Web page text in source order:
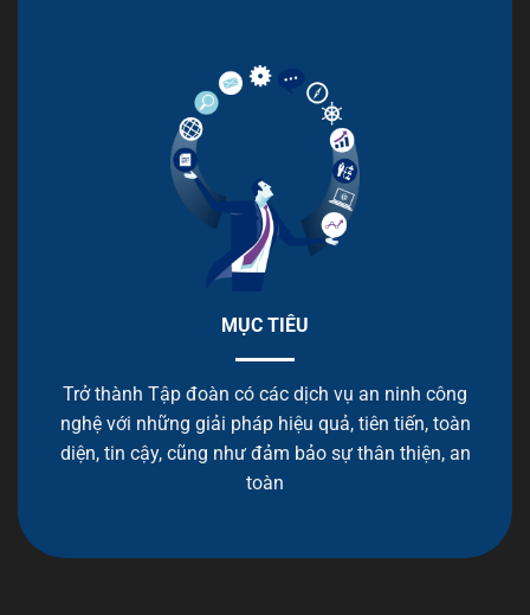
MỤC TIÊU
Trở thành Tập đoàn có các dịch vụ an ninh công
nghệ với những giải pháp hiệu quả, tiên tiến, toàn
diện, tin cậy, cũng như đảm bảo sự thân thiện, an
toàn